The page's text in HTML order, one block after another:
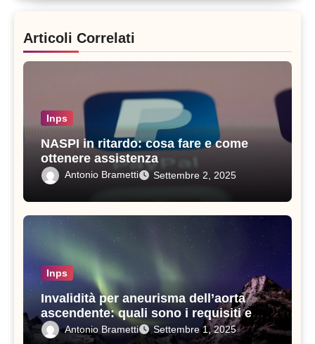
Articoli Correlati
Inps
NASPI in ritardo: cosa fare e come
ottenere assistenza
Antonio Brametti Settembre 2, 2025
Inps
Invalidità per aneurisma dell’aorta
ascendente: quali sono i requisiti e
come ottenerla
Antonio Brametti Settembre 1, 2025